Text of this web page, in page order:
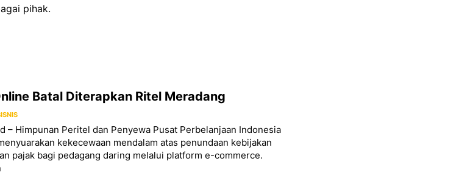
pihak.
Batal Diterapkan Ritel Meradang
– Himpunan Peritel dan Penyewa Pusat Perbelanjaan Indonesia
kekecewaan mendalam atas penundaan kebijakan
pajak bagi pedagang daring melalui platform e-commerce.